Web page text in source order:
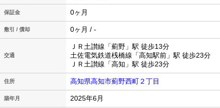
保証金 0ヶ月
敷引 / 償却 0ヶ月 / -
交通
ＪＲ土讃線「薊野」駅 徒歩13分
土佐電気鉄道桟橋線「高知駅前」駅 徒歩23分
ＪＲ土讃線「高知」駅 徒歩23分
住所 高知県高知市薊野西町２丁目
築年月 2025年6月